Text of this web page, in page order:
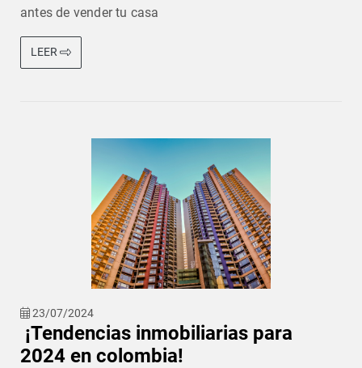
antes de vender tu casa
LEER
23/07/2024
¡Tendencias inmobiliarias para
2024 en colombia!